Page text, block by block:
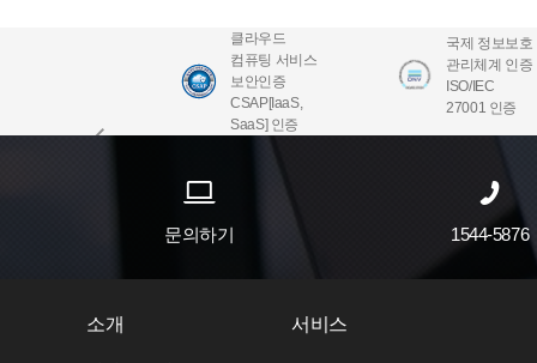
클라우드
컴퓨팅 서비스
보안인증
CSAP[IaaS,
SaaS] 인증
국제 정보보호
관리체계 인증
ISO/IEC
27001 인증
문의하기 1544-5876
소개 서비스